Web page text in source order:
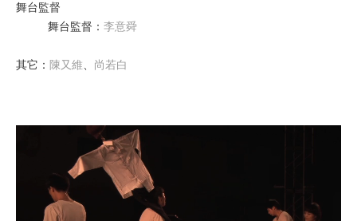
舞台監督
舞台監督 ： 李意舜
其它 ： 陳又維、 尚若白